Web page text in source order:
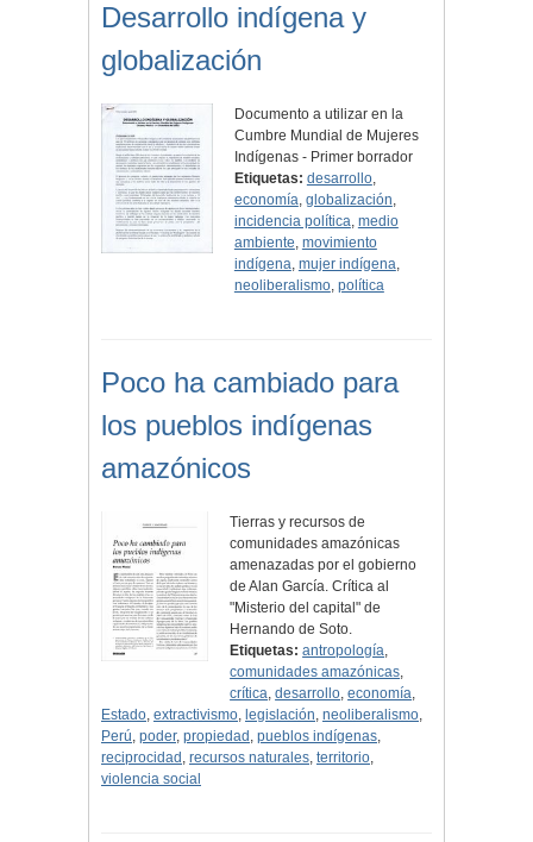
Desarrollo indígena y
globalización
Documento a utilizar en la
Cumbre Mundial de Mujeres
Indígenas - Primer borrador
Etiquetas: desarrollo,
economía, globalización,
incidencia política, medio
ambiente, movimiento
indígena, mujer indígena,
neoliberalismo, política
Poco ha cambiado para
los pueblos indígenas
amazónicos
Tierras y recursos de
comunidades amazónicas
amenazadas por el gobierno
de Alan García. Crítica al
"Misterio del capital" de
Hernando de Soto.
Etiquetas: antropología,
comunidades amazónicas,
crítica,desarrollo,economía,
Estado, extractivismo, legislación, neoliberalismo,
Perú, poder, propiedad , pueblos indígenas,
reciprocidad , recursos naturales, territorio,
violencia social